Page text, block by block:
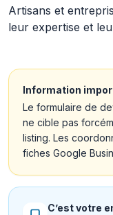
Artisans et
leur expertise et
Information
Le formulaire de
ne cible pas
listing. Les
fiches Google
C’est votre